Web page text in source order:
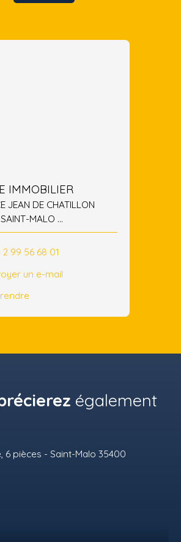
IMMOBILIER
JEAN DE CHATILLON
MALO
MALO
2 99 56 68 01
un e-mail
également